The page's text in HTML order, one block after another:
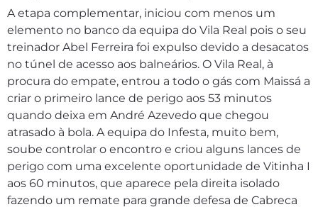
A etapa complementar, iniciou com menos um
elemento no banco da equipa do Vila Real pois o seu
treinador Abel Ferreira foi expulso devido a desacatos
no túnel de acesso aos balneários. O Vila Real, à
procura do empate, entrou a todo o gás com Maissá a
criar o primeiro lance de perigo aos 53 minutos
quando deixa em André Azevedo que chegou
atrasado à bola. A equipa do Infesta, muito bem,
soube controlar o encontro e criou alguns lances de
perigo com uma excelente oportunidade de Vitinha I
aos 60 minutos, que aparece pela direita isolado
fazendo um remate para grande defesa de Cabreca